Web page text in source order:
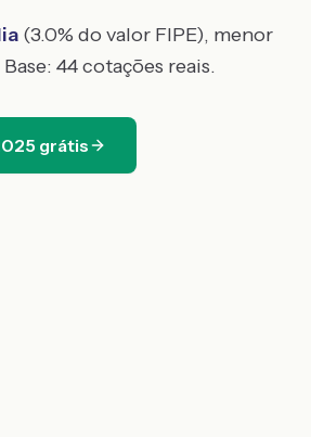
(3.0% do valor FIPE), menor
Base: 44cotações reais.
grátis